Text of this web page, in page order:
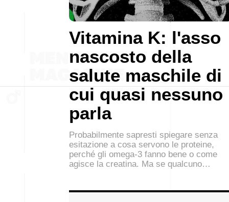
Vitamina K: l'asso
nascosto della
salute maschile di
cui quasi nessuno
parla
Probabilmente sapresti spiegare senza
esitazione a cosa servono le proteine,
perché gli omega-3 fanno bene o come
agisce la creatina. Ma se qualcuno…